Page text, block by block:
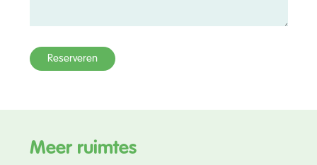
Meer ruimtes